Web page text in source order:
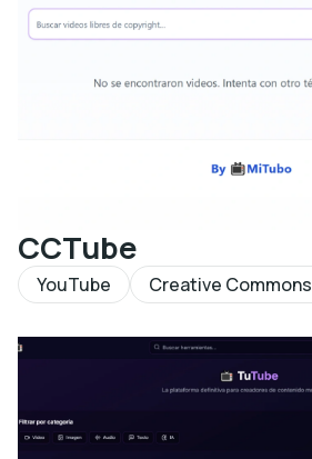
CCTube
YouTube Creative Commons